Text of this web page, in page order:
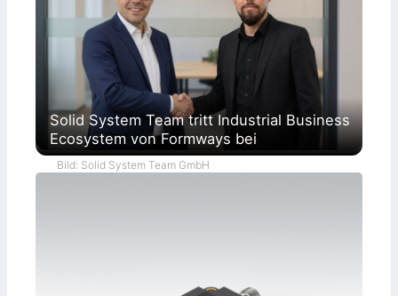
Solid System Team tritt Industrial Business
Ecosystem von Formways bei
Bild: Solid System Team GmbH